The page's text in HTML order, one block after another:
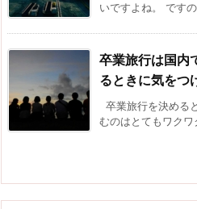
いですよね。 です
卒業旅行は国内
るときに気をつ
卒業旅行を決める
むのはとてもワクワ